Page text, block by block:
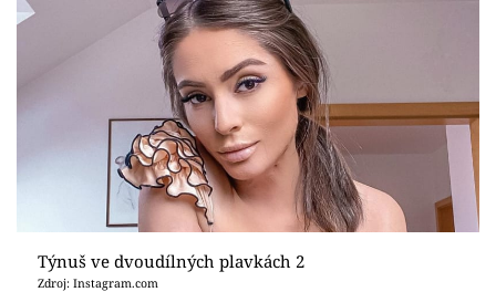
Sex a vztahy
Sledujte prima+
Přihlášení
Týnuš ve dvoudílných plavkách 2
Zdroj: Instagram.com